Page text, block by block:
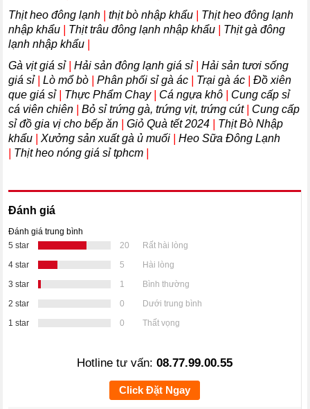
Thịt heo đông lạnh |thịt bò nhập khẩu
Thịt heo đông lạnh
nhập khẩu
Thịt trâu đông lạnh nhập khẩu
Thịt gà đông
lạnh nhập khẩu
Gà vịt giá sỉ|Hải sản đông lạnh giá sỉ|Hải sản tươi sống
giá sỉ|Lò mổ bò |Phân phối sỉ gà ác Trại gà ác |Đồ xiên
que giá sỉ| Thực Phẩm Chay| Cá ngựa khô
Cung cấp sỉ
cá viên chiên
Bỏ sỉ trứng gà, trứng vịt, trứng cút| Cung cấp
sỉ đồ gia vị cho bếp ăn |Giỏ Quà tết 2024
Thịt Bò Nhập
khẩu |Xưởng sản xuất gà ủ muối |Heo Sữa Đông Lạnh
Thịt heo nóng giá sỉ tphcm
Đánh giá
Đánh giá trung bình
5 star
20
Rất hài lòng
4 star
5
Hài lòng
3 star
1
Bình thường
2 star
0
Dưới trung bình
1 star
0 Thất vọng
Hotline tư vấn: 08.77.99.00.55
Click Đặt Ngay